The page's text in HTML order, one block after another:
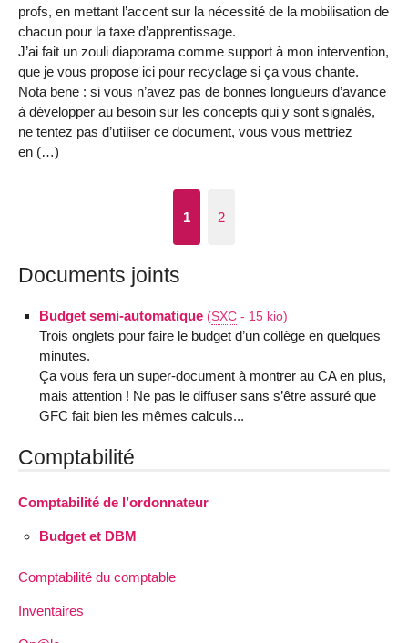
profs, en mettant l’accent sur la nécessité de la mobilisation de
chacun pour la taxe d’apprentissage.
J’ai fait un zouli diaporama comme support à mon intervention,
que je vous propose ici pour recyclage si ça vous chante.
Nota bene : si vous n’avez pas de bonnes longueurs d’avance
à développer au besoin sur les concepts qui y sont signalés,
ne tentez pas d’utiliser ce document, vous vous mettriez
en (…)
1 2
Documents joints
Budget semi-automatique (SXC- 15 kio)
Trois onglets pour faire le budget d’un collège en quelques
minutes.
Ça vous fera un super-document à montrer au CA en plus,
mais attention ! Ne pas le diffuser sans s’être assuré que
GFC fait bien les mêmes calculs...
Comptabilité
Comptabilité de l’ordonnateur
Budget et DBM
Comptabilité du comptable
Inventaires